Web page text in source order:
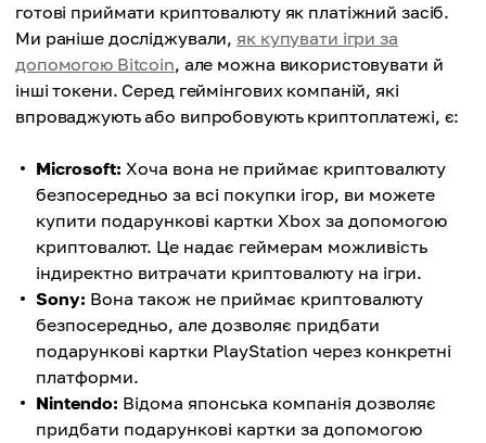
готові приймати криптовалюту як платіжний засіб.
Ми раніше досліджували, як купувати ігри за
допомогою Bitcoin, але можна використовувати й
інші токени. Серед геймінгових компаній, які
впроваджують або випробовують криптоплатежі, є:
Microsoft: Хоча вона не приймає криптовалюту
безпосередньо за всі покупки ігор, ви можете
купити подарункові картки Xbox за допомогою
криптовалют. Це надає геймерам можливість
індиректно витрачати криптовалюту на ігри.
Sony: Вона також не приймає криптовалюту
безпосередньо, але дозволяє придбати
подарункові картки PlayStation через конкретні
платформи.
Nintendo: Відома японська компанія дозволяє
придбати подарункові картки за допомогою